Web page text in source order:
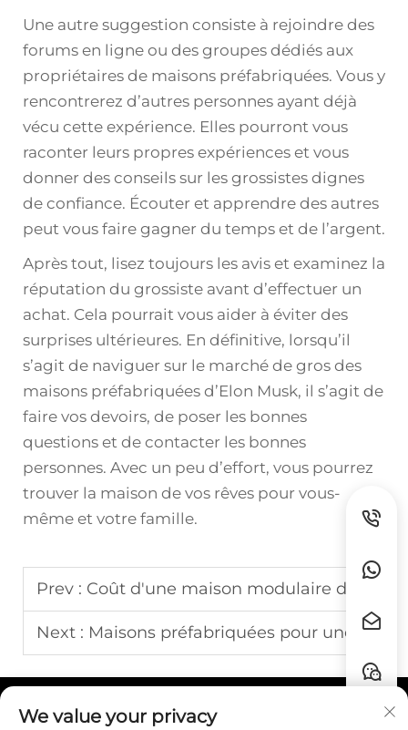
Une autre suggestion consiste à rejoindre des
forums en ligne ou des groupes dédiés aux
propriétaires de maisons préfabriquées. Vous y
rencontrerez d’autres personnes ayant déjà
vécu cette expérience. Elles pourront vous
raconter leurs propres expériences et vous
donner des conseils sur les grossistes dignes
de confiance. Écouter et apprendre des autres
peut vous faire gagner du temps et de l’argent.
Après tout, lisez toujours les avis et examinez la
réputation du grossiste avant d’effectuer un
achat. Cela pourrait vous aider à éviter des
surprises ultérieures. En définitive, lorsqu’il
s’agit de naviguer sur le marché de gros des
maisons préfabriquées d’Elon Musk, il s’agit de
faire vos devoirs, de poser les bonnes
questions et de contacter les bonnes
personnes. Avec un peu d’effort, vous pourrez
trouver la maison de vos rêves pour vous-
même et votre famille.
Prev : Coût d'une maison modulaire de 3 chambres
Next : Maisons préfabriquées pour une vie compacte
Liens rapides
We value your privacy